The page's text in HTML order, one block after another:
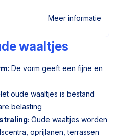
Meer informatie
waaltjes
De vorm geeft een fijne en
oude waaltjes is bestand
belasting
Oude waaltjes worden
oprijlanen, terrassen